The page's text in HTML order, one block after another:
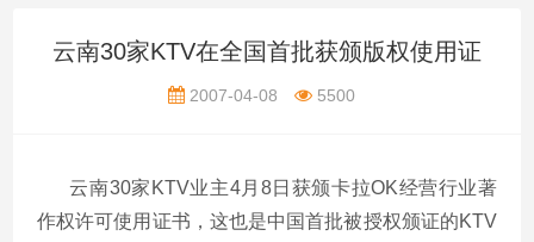
云南30家KTV在全国首批获颁版权使用证
2007-04-08 5500
云南30家KTV业主4月8日获颁卡拉OK经营行业著
作权许可使用证书，这也是中国首批被授权颁证的KTV